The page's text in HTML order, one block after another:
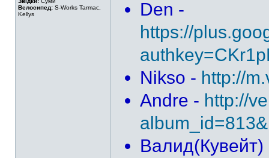
Велосипед: S-Works Tarmac,
Kellys
Den -
https://
Nikso - http://
Andre - http://
Валид(Кувейт)